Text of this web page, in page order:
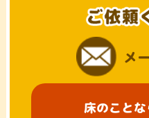
メ
床のことな